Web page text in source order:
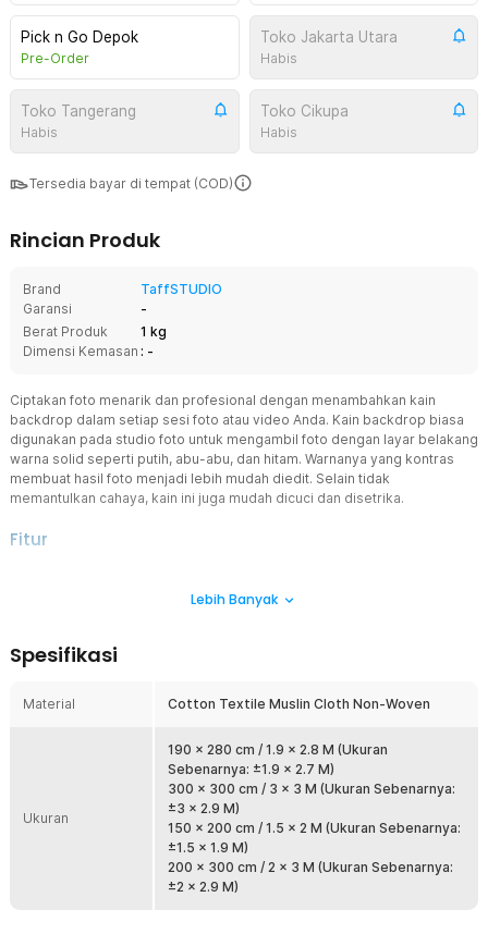
Pick n Go Depok
Pre-Order
Toko Jakarta Utara
Habis
Toko Tangerang
Habis
Toko Cikupa
Habis
Tersedia bayar di tempat (COD)
Rincian Produk
Brand
TaffSTUDIO
Garansi
-
Berat Produk
1 kg
Dimensi Kemasan : -
Ciptakan foto menarik dan profesional dengan menambahkan kain
backdrop dalam setiap sesi foto atau video Anda. Kain backdrop biasa
digunakan pada studio foto untuk mengambil foto dengan layar belakang
warna solid seperti putih, abu-abu, dan hitam. Warnanya yang kontras
membuat hasil foto menjadi lebih mudah diedit. Selain tidak
memantulkan cahaya, kain ini juga mudah dicuci dan disetrika.
Fitur
Seorang fotografer atau pembuat film pasti mengerti mengenai
atau menambahkan efek visual.
Terbuat dari cotton textile muslin cloth non-woven yang halus,
Anda bisa mengaturnya agar lurus dan rapi atau menciptakan efek
yang kreatif seperti bergelombang.
Perawatan yang Mudah
Selain memudahkan pengaturan berbagai skenario fotografi, kain
backdrop ini juga mudah dirawat dan disimpan. Kain dapat dilipat
agar tidak menghabiskan ruang. Kain juga bisa disetrika dan awet
untuk penggunaan jangka panjang.
Lebih Banyak
Spesifikasi
Material Cotton Textile Muslin Cloth Non-Woven
Ukuran
190 x 280 cm / 1.9 x 2.8 M (Ukuran
Sebenarnya: ±1.9 x 2.7 M)
300 x 300 cm / 3 x 3 M (Ukuran Sebenarnya:
±3 x 2.9 M)
150 x 200 cm / 1.5 x 2 M (Ukuran Sebenarnya:
±1.5 x 1.9 M)
200 x 300 cm / 2 x 3 M (Ukuran Sebenarnya:
±2 x 2.9 M)